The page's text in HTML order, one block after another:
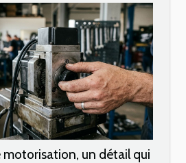
motorisation, un détail qui